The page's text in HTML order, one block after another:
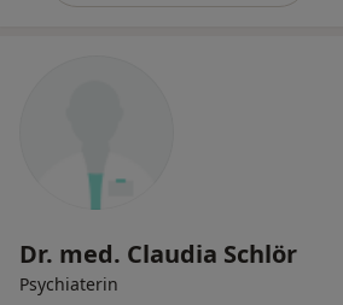
Dr. med. Claudia Schlör
Psychiaterin